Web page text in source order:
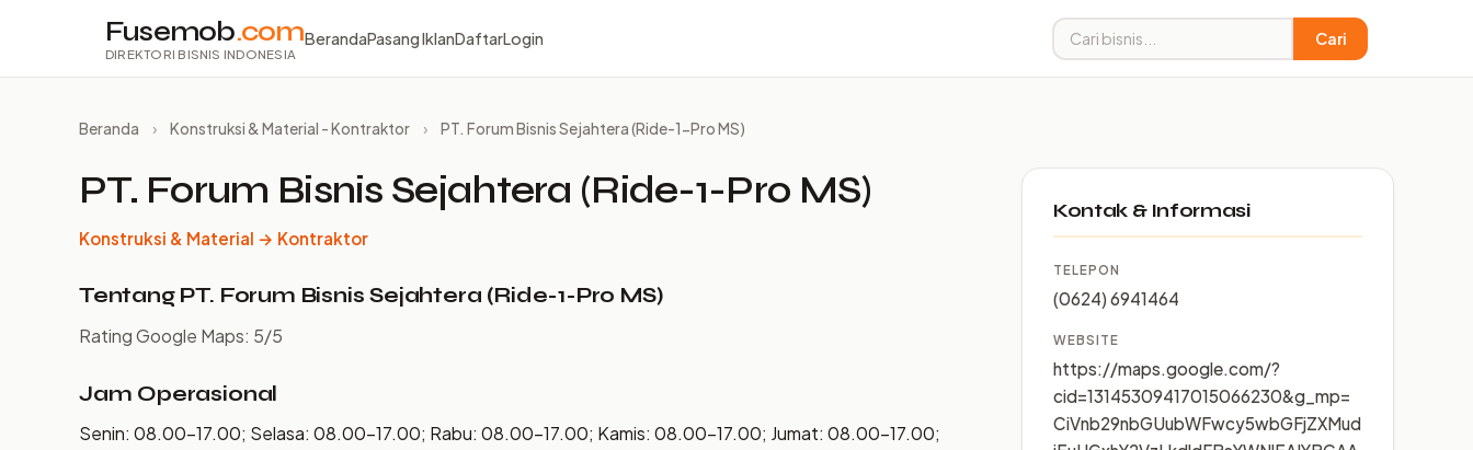
Fusemob.com
DIREKTORI BISNIS INDONESIA
BerandaPasang IklanDaftarLogin Cari
Beranda › Konstruksi & Material - Kontraktor › PT. Forum Bisnis Sejahtera (Ride-1-Pro MS)
PT. Forum Bisnis Sejahtera (Ride-1-Pro MS)
Konstruksi & Material → Kontraktor
Tentang PT. Forum Bisnis Sejahtera (Ride-1-Pro MS)
Rating Google Maps: 5/5
Jam Operasional
Senin: 08.00–17.00; Selasa: 08.00–17.00; Rabu: 08.00–17.00; Kamis: 08.00–17.00; Jumat: 08.00–17.00;
Kontak & Informasi
TELEPON
(0624) 6941464
WEBSITE
https://maps.google.com/?
cid=13145309417015066230&g_mp=
CiVnb29nbGUubWFwcy5wbGFjZXMud